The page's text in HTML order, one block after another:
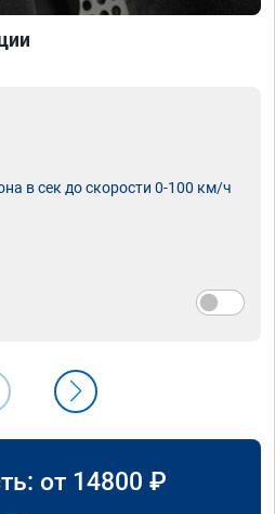
в сек до скорости 0-100 км/ч
от 14800 ₽